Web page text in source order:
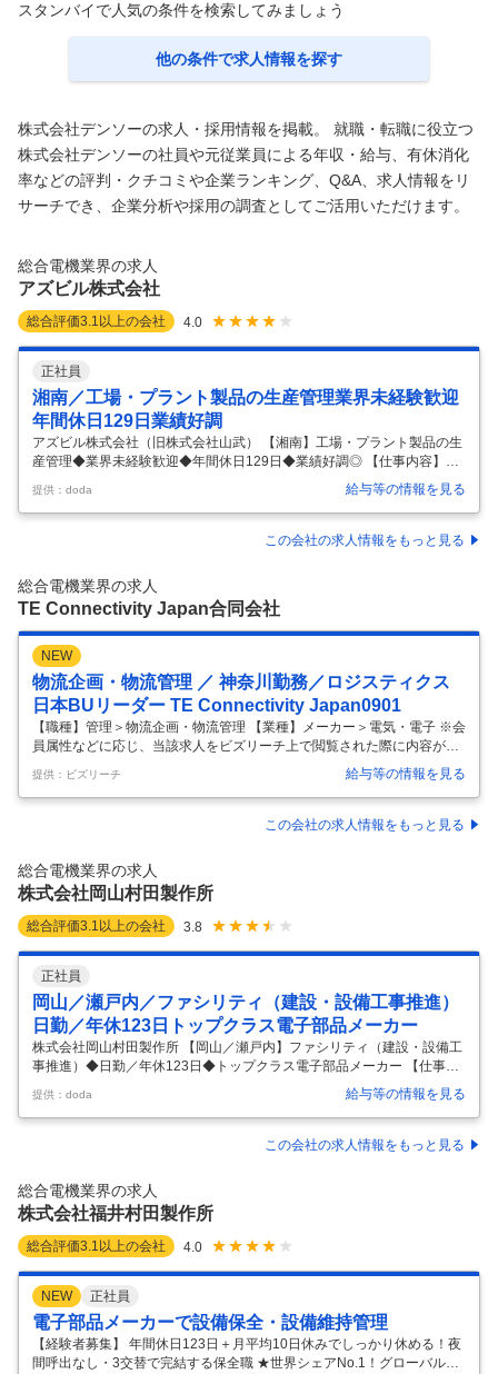
スタンバイで人気の条件を検索してみましょう
他の条件で求人情報を探す
株式会社デンソーの求人・採用情報を掲載。 就職・転職に役立つ
株式会社デンソーの社員や元従業員による年収・給与、有休消化
率などの評判・クチコミや企業ランキング、Q&A、求人情報をリ
サーチでき、企業分析や採用の調査としてご活用いただけます。
総合電機業界の求人
アズビル株式会社
総合評価3.1 以上の会社 4.0
正社員
湘南／工場・プラント製品の生産管理業界未経験歓迎
年間休日129日業績好調
アズビル株式会社（旧株式会社山武） 【湘南】工場・プラント製品の生
産管理◆業界未経験歓迎◆年間休日129日◆業績好調◎ 【仕事内容】
【湘南】工場・プラント製品の生産管理◆業界未経験歓迎◆年間休日12
9日◆業績好調◎ 【具体的な仕事内容】 【業界未経験歓迎／国内外で事
業を展開するグローバル企業／100年以上続く安定した事業基盤】 ■業
務内容 当社製品のうち工場・プラント向け製品の生産管理業務として、
・受注情報に基づく生産工程の調整、進捗管理 ・製品納期管理ならびに
社内関係部門との調整 ■当社について 当社は、「計測」と「制御」
提供：doda 給与等の情報を見る
この会社の求人情報をもっと見る
総合電機業界の求人
TE Connectivity Japan合同会社
NEW
物流企画・物流管理 ／ 神奈川勤務／ロジスティクス
日本BUリーダー TE Connectivity Japan0901
【職種】管理＞物流企画・物流管理 【業種】メーカー＞電気・電子 ※会
員属性などに応じ、当該求人をビズリーチ上で閲覧された際に内容が異
なる場合があります 【Business Unit】 Corporate BU TE Connectivity
は、様々な産業において世界を牽引する年間売上172億米ドルのインダ
ストリアル・テクノロジーリーダーです。より安全で持続可能な社会の
実現、より豊かな、つながる未来の創造に貢献しています。TEのコネク
過酷な環境下において実績を持ち、自動車、産業機器、メディカル、エ
ネルギー、データ・コミュニケーション
提供：ビズリーチ 給与等の情報を見る
この会社の求人情報をもっと見る
総合電機業界の求人
株式会社岡山村田製作所
総合評価3.1 以上の会社 3.8
正社員
岡山／瀬戸内／ファシリティ（建設・設備工事推進）
日勤／年休123日トップクラス電子部品メーカー
株式会社岡山村田製作所 【岡山／瀬戸内】ファシリティ（建設・設備工
事推進）◆日勤／年休123日◆トップクラス電子部品メーカー 【仕事内
容】 【岡山／瀬戸内】ファシリティ（建設・設備工事推進）◆日勤／年
休123日◆トップクラス電子部品メーカー 【具体的な仕事内容】 ～スマ
ホなどで使われる電子部品をつくる企業／世界シェアトップクラスの製
品も多数あり／売上の90％は海外～ ■業務内容： 社内関係者をはじめ、
場内の建設・設備工事を推進します。 計画・設計から施工管理、竣工後
の運用管理まで一貫して携わっていただきます。 建物や電気・空調など
…
提供：doda 給与等の情報を見る
この会社の求人情報をもっと見る
総合電機業界の求人
株式会社福井村田製作所
総合評価3.1 以上の会社 4.0
NEW 正社員
電子部品メーカーで設備保全・設備維持管理
【経験者募集】 年間休日123日＋月平均10日休みでしっかり休める！夜
間呼出なし・3交替で完結する保全職 ★世界シェアNo.1！グローバルな